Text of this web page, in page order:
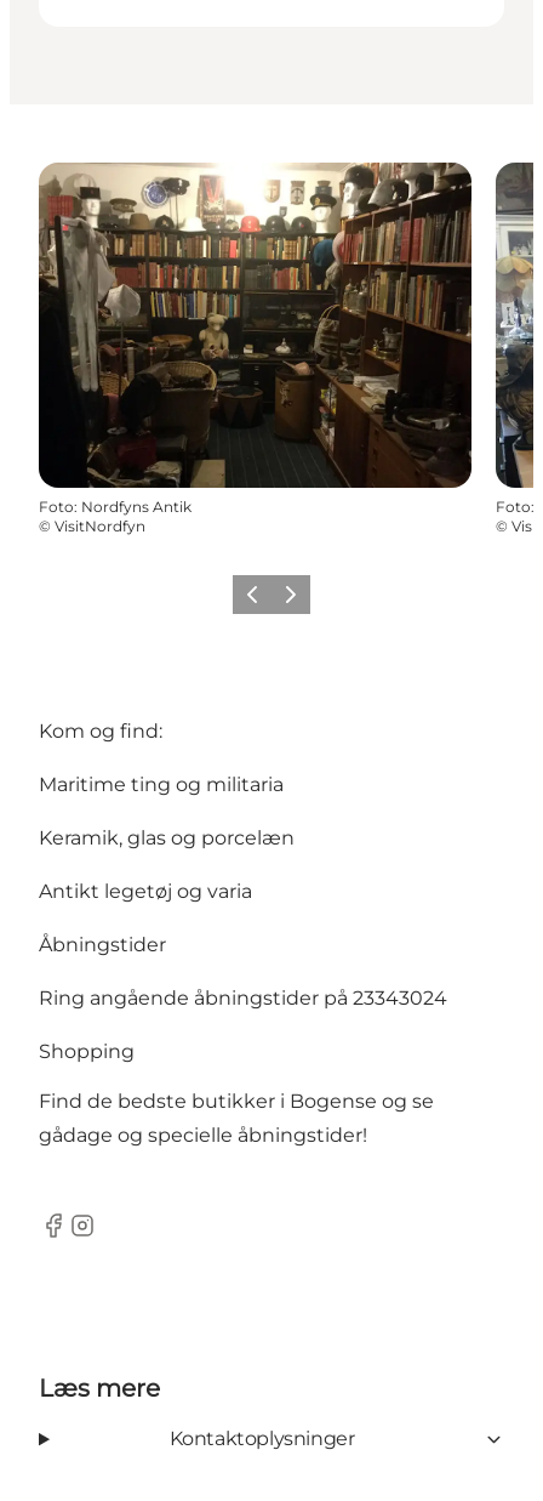
Foto: Nordfyns Antik
© VisitNordfyn
Foto:
©
ForrigeNæste
Kom og find:
Maritime ting og militaria
Keramik, glas og porcelæn
Antikt legetøj og varia
Åbningstider
Ring angående åbningstider på 23343024
Shopping
Find de bedste butikker i Bogense og se
gådage og specielle åbningstider!
Facebook
Instagram
Læs mere
Kontaktoplysninger